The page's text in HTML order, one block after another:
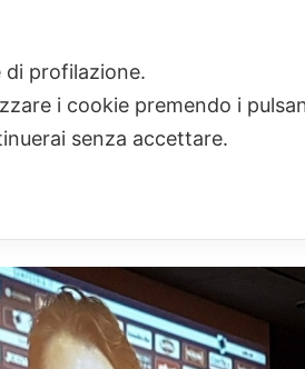
di profilazione.
i cookie premendo i
senza accettare.